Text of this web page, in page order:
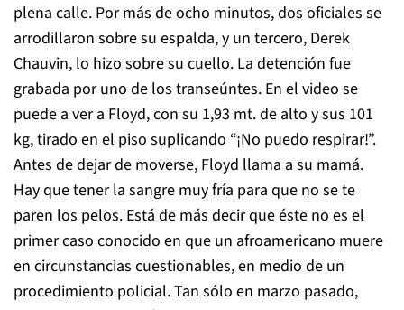
plena calle. Por más de ocho minutos, dos oficiales se
arrodillaron sobre su espalda, y un tercero, Derek
Chauvin, lo hizo sobre su cuello. La detención fue
grabada por uno de los transeúntes. En el video se
puede a ver a Floyd, con su 1,93 mt. de alto y sus 101
kg, tirado en el piso suplicando “¡No puedo respirar!”.
Antes de dejar de moverse, Floyd llama a su mamá.
Hay que tener la sangre muy fría para que no se te
paren los pelos. Está de más decir que éste no es el
primer caso conocido en que un afroamericano muere
en circunstancias cuestionables, en medio de un
procedimiento policial. Tan sólo en marzo pasado,